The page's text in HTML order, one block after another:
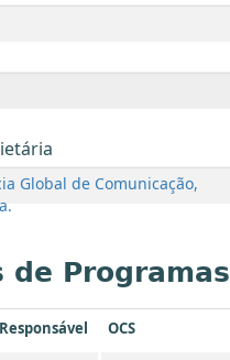
Global de Comunicação,
de Programas
Responsável OCS